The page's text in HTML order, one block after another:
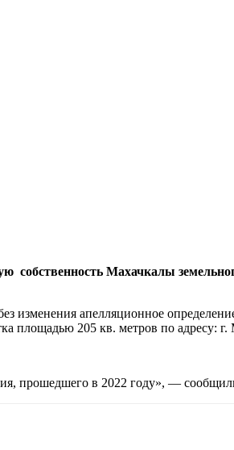
собственность Махачкалы
апелляционное
площадью 205 кв. метров по адресу:
прошедшего в 2022 году», —